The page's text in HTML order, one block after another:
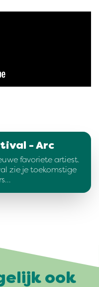
- Arc
favoriete artiest.
zie je toekomstige
ook